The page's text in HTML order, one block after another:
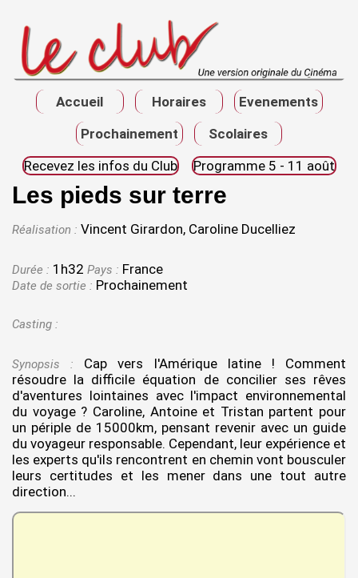
Accueil Horaires
Evenements
Prochainement
Scolaires
Recevez les infos du Club
Programme 5 - 11 août
Les pieds sur terre
Réalisation : Vincent Girardon, Caroline Ducelliez
Durée : 1h32 Pays : France
Date de sortie : Prochainement
Casting :
Synopsis : Cap vers l'Amérique latine ! Comment
résoudre la difficile équation de concilier ses rêves
d'aventures lointaines avec l'impact environnemental
du voyage ? Caroline, Antoine et Tristan partent pour
un périple de 15000km, pensant revenir avec un guide
du voyageur responsable. Cependant, leur expérience et
les experts qu'ils rencontrent en chemin vont bousculer
leurs certitudes et les mener dans une tout autre
direction...